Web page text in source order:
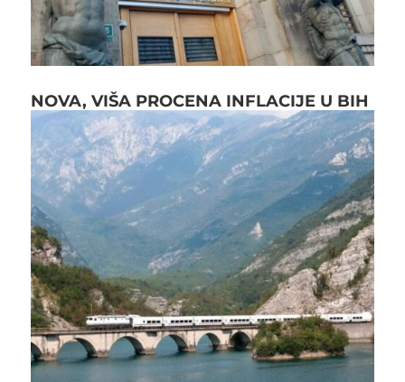
NOVA, VIŠA PROCENA INFLACIJE U BIH